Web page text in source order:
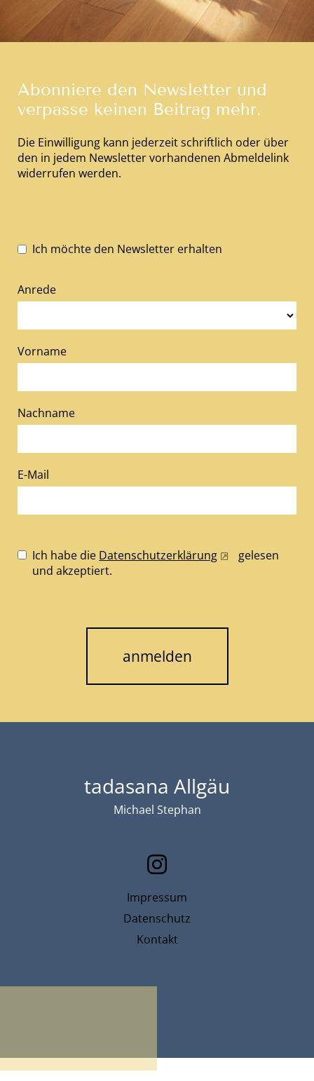
Abonniere den Newsletter und
verpasse keinen Beitrag mehr.
Die Einwilligung kann jederzeit schriftlich oder über
den in jedem Newsletter vorhandenen Abmeldelink
widerrufen werden.
Ich möchte den Newsletter erhalten
Anrede
Vorname
Nachname
E-Mail
Ich habe die Datenschutzerklärung
gelesen
und akzeptiert.
anmelden
tadasana Allgäu
Michael Stephan
Impressum
Datenschutz
Kontakt